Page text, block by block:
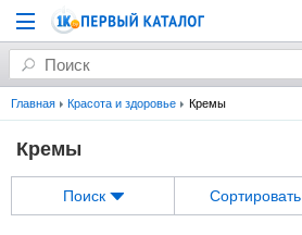
Главная Красота и здоровье Кремы
Кремы
Поиск Сортировать